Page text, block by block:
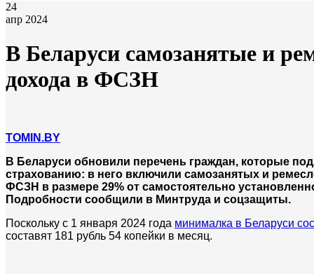
24
апр 2024
В Беларуси самозанятые и
дохода в ФСЗН
TOMIN.BY
В Беларуси обновили перечень граждан, которые
страхованию: в него включили самозанятых и
ФСЗН в размере 29% от самостоятельно
Подробности сообщили в Минтруда и соцзащиты.
Поскольку с 1 января 2024 года минималка в Беларуси
составят 181 рубль 54 копейки в месяц.